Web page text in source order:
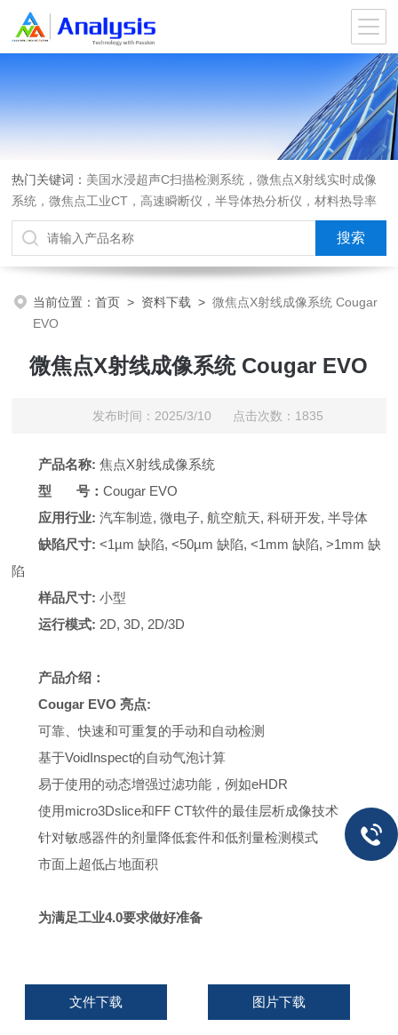
热门关键词： 美国水浸超声C扫描检测系统，微焦点X射线实时成像
系统，微焦点工业CT，高速瞬断仪，半导体热分析仪，材料热导率
测试仪，材料热膨胀系数测试仪，进口离心机，可编程匀胶机烤胶机
热板，光弹仪应力双折射仪
当前位置：首页 > 资料下载 >微焦点X射线成像系统 Cougar
EVO
微焦点X射线成像系统 Cougar EVO
发布时间：2025/3/10 点击次数：1835
产品名称: 焦点X射线成像系统
型
号：Cougar EVO
应用行业: 汽车制造,微电子,航空航天,科研开发,半导体
缺陷尺寸: <1µm缺陷, <50µm缺陷, <1mm缺陷, >1mm缺
陷
样品尺寸: 小型
运行模式: 2D, 3D, 2D/3D
产品介绍：
Cougar EVO亮点:
可靠、快速和可重复的手动和自动检测
基于VoidInspect的自动气泡计算
易于使用的动态增强过滤功能，例如eHDR
使用micro3Dslice和FF CT软件的最佳层析成像技术
针对敏感器件的剂量降低套件和低剂量检测模式
市面上超低占地面积
为满足工业4.0要求做好准备
文件下载 图片下载